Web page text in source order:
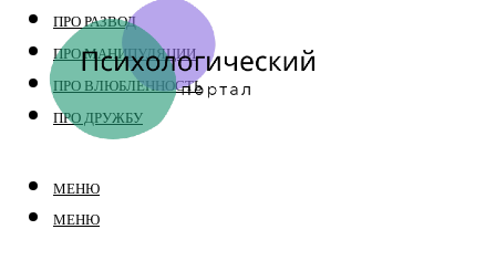
ПРО РАЗВОД
ПРО МАНИПУЛЯЦИИ
ПРО ВЛЮБЛЕННОСТЬ
ПРО ДРУЖБУ
МЕНЮ
МЕНЮ